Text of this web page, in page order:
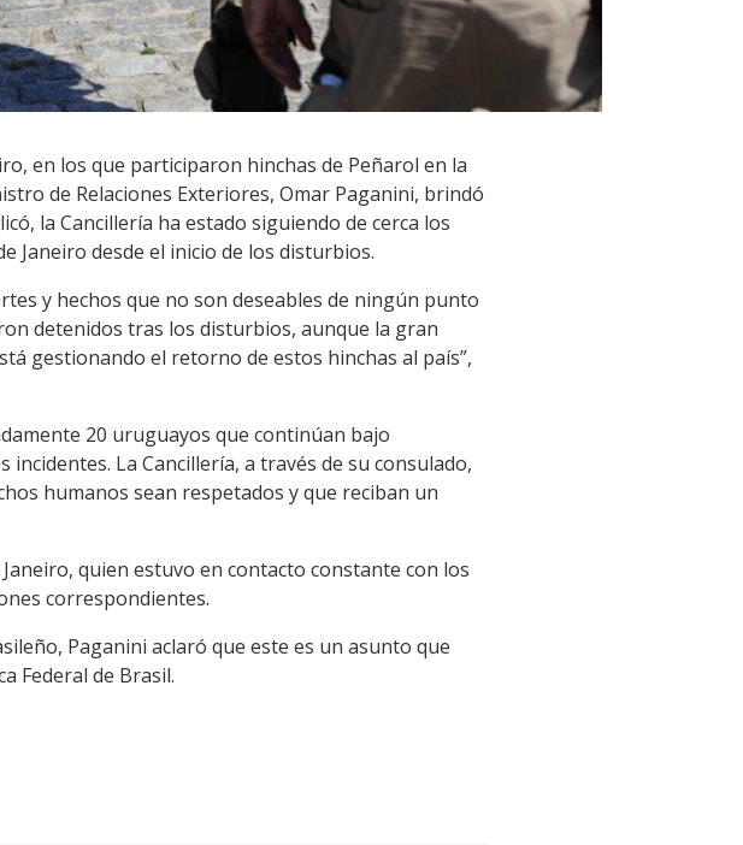
en los que participaron hinchas de Peñarol en la
de Relaciones Exteriores, Omar Paganini, brindó
la Cancillería ha estado siguiendo de cerca los
Janeiro desde el inicio de los disturbios.
y hechos que no son deseables de ningún punto
detenidos tras los disturbios, aunque la gran
gestionando el retorno de estos hinchas al país”,
20 uruguayos que continúan bajo
La Cancillería, a través de su consulado,
humanos sean respetados y que reciban un
quien estuvo en contacto constante con los
correspondientes.
Paganini aclaró que este es un asunto que
Federal de Brasil.